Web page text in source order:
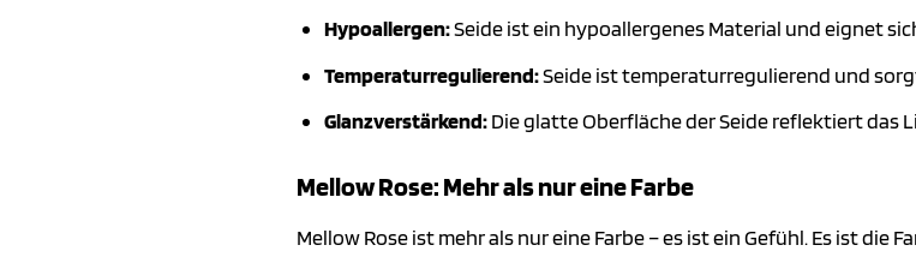
Hypoallergen:Seide ist ein hypoallergenes Material und eignet
Temperaturregulierend:Seide ist temperaturregulierend und
Glanzverstärkend:Die glatte Oberfläche der Seide reflektiert das
Mellow Rose: Mehr als nur eine Farbe
Mellow Rose ist mehr als nur eine Farbe – es ist ein Gefühl. Es ist